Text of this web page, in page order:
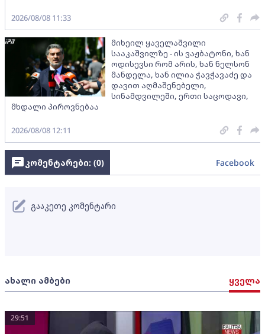
2026/08/08 11:33
მიხეილ ყაველაშვილი
სააკაშვილზე - ის ვაჟბატონი, ხან
ოდისევსი რომ არის, ხან ნელსონ
მანდელა, ხან ილია ჭავჭავაძე და
დავით აღმაშენებელი,
სინამდვილეში, ერთი საცოდავი,
მხდალი პიროვნებაა
2026/08/08 12:11
ახალი ამბები ყველა
29:51
კომენტარები: (0) Facebook
გააკეთე კომენტარი